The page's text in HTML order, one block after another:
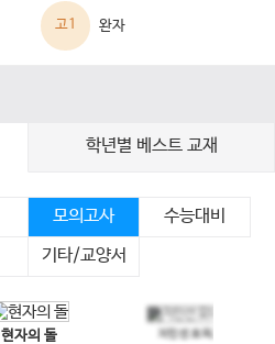
고1 완자
학년별 베스트 교재
모의고사
수능대비
기타/교양서
현자의 돌 지인선 모의고사